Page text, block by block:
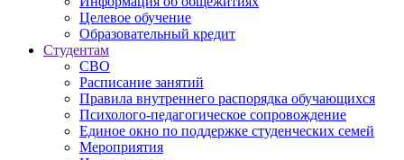
Целевое обучение
Образовательный кредит
Студентам
СВО
Расписание занятий
Правила внутреннего распорядка обучающихся
Психолого-педагогическое сопровождение
Единое окно по поддержке студенческих семей
Мероприятия